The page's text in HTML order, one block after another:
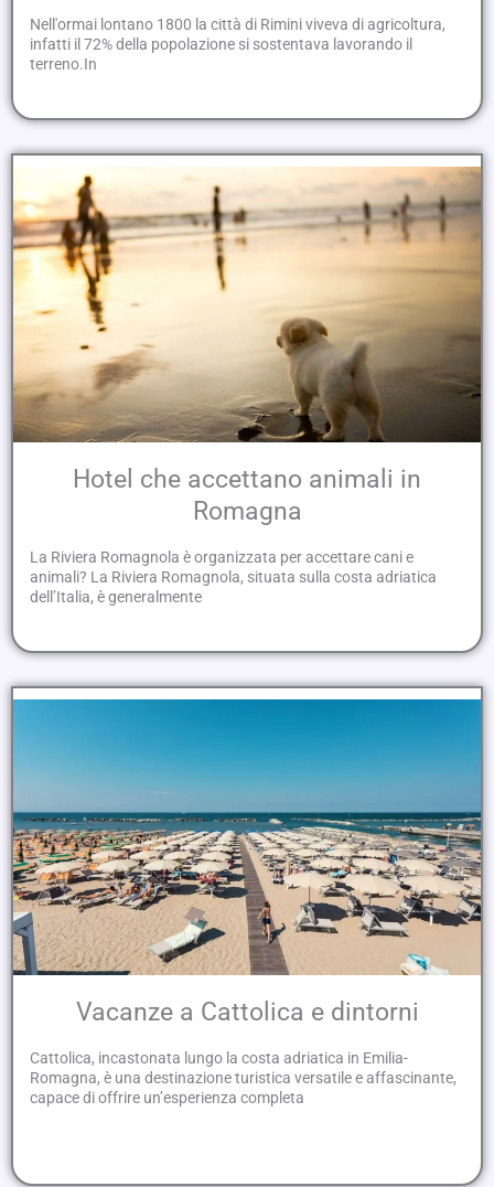
Nell'ormai lontano 1800 la città di Rimini viveva di agricoltura,
infatti il 72% della popolazione si sostentava lavorando il
terreno.In
Hotel che accettano animali in
Romagna
La Riviera Romagnola è organizzata per accettare cani e
animali? La Riviera Romagnola, situata sulla costa adriatica
dell’Italia, è generalmente
Vacanze a Cattolica e dintorni
Cattolica, incastonata lungo la costa adriatica in Emilia-
Romagna, è una destinazione turistica versatile e affascinante,
capace di offrire un’esperienza completa